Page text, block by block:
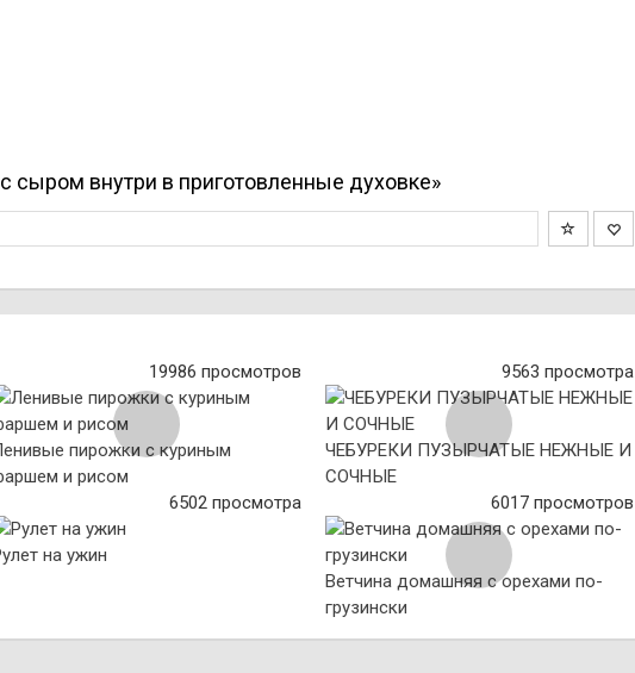
сыром внутри в приготовленные духовке»
19986 просмотров
пирожки с куриным
и рисом
9563 просмотра
ЧЕБУРЕКИ ПУЗЫРЧАТЫЕ НЕЖНЫЕ И
СОЧНЫЕ
6502 просмотра
на ужин
6017 просмотров
Ветчина домашняя с орехами по-
грузински